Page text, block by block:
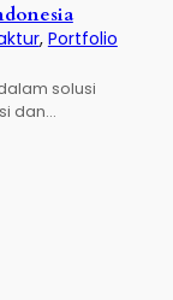
, Portfolio
solusi
dan…